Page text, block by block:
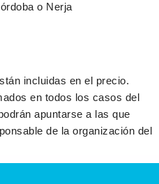
o Nerja
incluidas en el precio.
en todos los casos del
apuntarse a las que
de la organización del